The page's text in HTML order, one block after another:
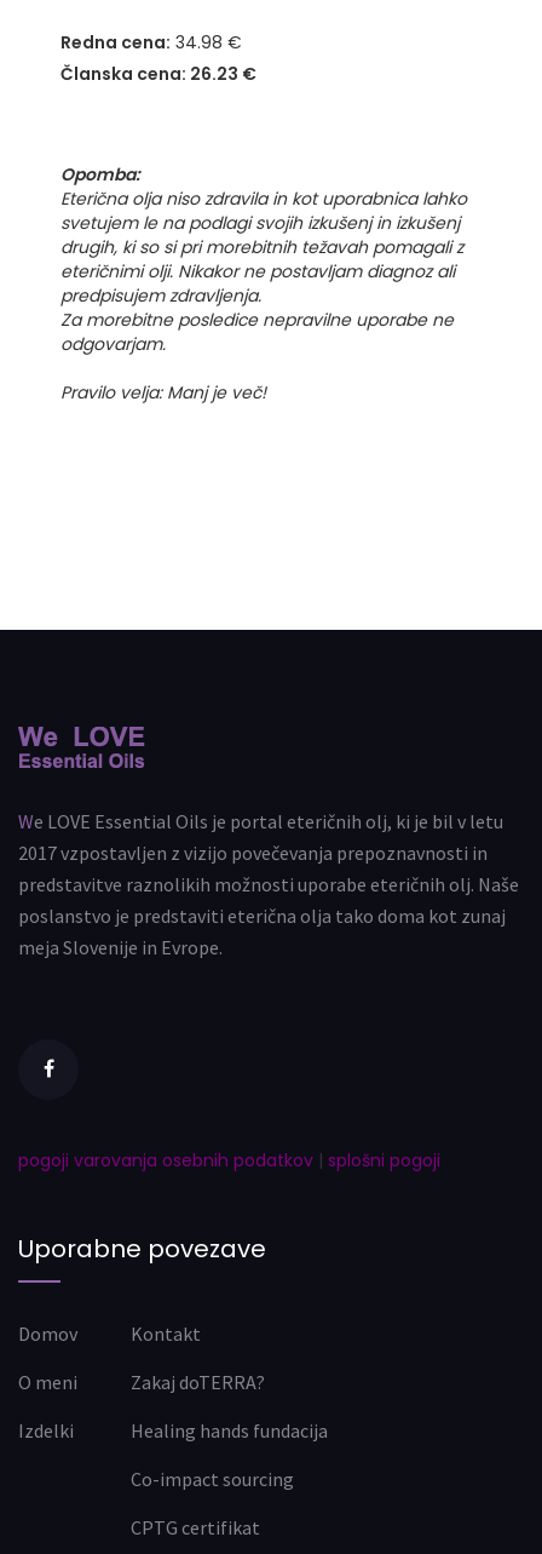
Redna cena: 34.98 €
Članska cena: 26.23 €
Opomba:
Eterična olja niso zdravila in kot uporabnica lahko
svetujem le na podlagi svojih izkušenj in izkušenj
drugih, ki so si pri morebitnih težavah pomagali z
eteričnimi olji. Nikakor ne postavljam diagnoz ali
predpisujem zdravljenja.
Za morebitne posledice nepravilne uporabe ne
odgovarjam.
Pravilo velja: Manj je več!
We LOVE Essential Oils je portal eteričnih olj, ki je bil v letu
2017 vzpostavljen z vizijo povečevanja prepoznavnosti in
predstavitve raznolikih možnosti uporabe eteričnih olj. Naše
poslanstvo je predstaviti eterična olja tako doma kot zunaj
meja Slovenije in Evrope.
pogoji varovanja osebnih podatkov | splošni pogoji
Uporabne povezave
Domov
O meni
Izdelki
Kontakt
Zakaj doTERRA?
Healing hands fundacija
Co-impact sourcing
CPTG certifikat